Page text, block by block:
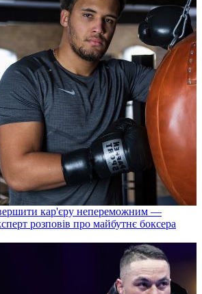
кар'єру непереможним —
розповів про майбутнє боксера